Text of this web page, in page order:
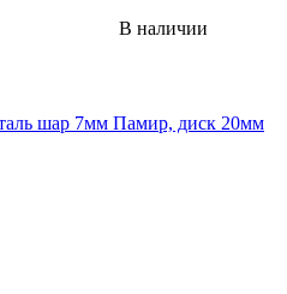
В наличии
шар 7мм Памир, диск 20мм